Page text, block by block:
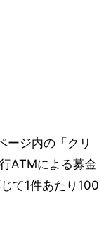
ージ内の「クリ
ATMによる募金
て1件あたり100